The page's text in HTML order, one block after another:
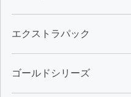
エクストラパック
ゴールドシリーズ